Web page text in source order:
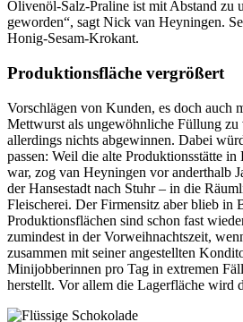
Olivenöl-Salz-Praline ist mit Abstand zu
geworden“, sagt Nick van Heyningen.
Honig-Sesam-Krokant.
Produktionsfläche vergrößert
Vorschlägen von Kunden, es doch auch
Mettwurst als ungewöhnliche Füllung zu
allerdings nichts abgewinnen. Dabei
passen: Weil die alte Produktionsstätte
war, zog van Heyningen vor anderthalb
der Hansestadt nach Stuhr – in die
Fleischerei. Der Firmensitz aber blieb in
Produktionsflächen sind schon fast
zumindest in der Vorweihnachtszeit,
zusammen mit seiner angestellten
Minijobberinnen pro Tag in extremen
herstellt. Vor allem die Lagerfläche wird